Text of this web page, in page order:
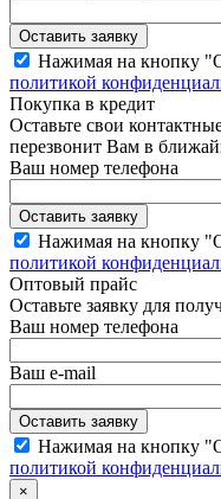
Нажимая на кнопку
политикой
Покупка в кредит
Оставьте свои
перезвонит Вам в
Ваш номер телефона
Нажимая на кнопку
политикой
Оптовый прайс
Оставьте заявку для
Ваш номер телефона
Ваш e-mail
Нажимая на кнопку
политикой
×